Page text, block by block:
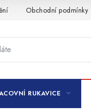
Obchodní podmínky
RUKAVICE